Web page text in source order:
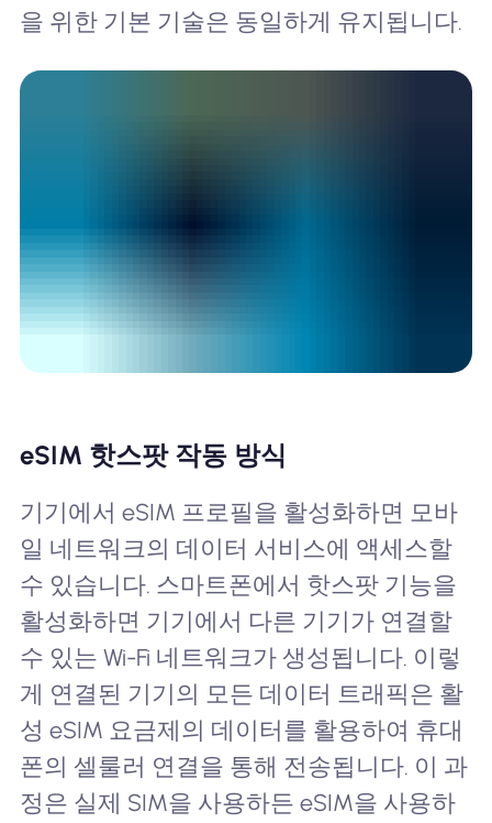
을 위한 기본 기술은 동일하게 유지됩니다.
eSIM 핫스팟 작동 방식
기기에서 eSIM 프로필을 활성화하면 모바
일 네트워크의 데이터 서비스에 액세스할
수 있습니다. 스마트폰에서 핫스팟 기능을
활성화하면 기기에서 다른 기기가 연결할
수 있는 Wi-Fi 네트워크가 생성됩니다. 이렇
게 연결된 기기의 모든 데이터 트래픽은 활
성 eSIM 요금제의 데이터를 활용하여 휴대
폰의 셀룰러 연결을 통해 전송됩니다. 이 과
정은 실제 SIM을 사용하든 eSIM을 사용하